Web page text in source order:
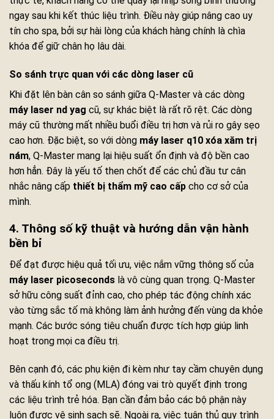
ngay sau khi kết thúc liệu trình. Điều này giúp nâng cao uy
tín cho spa, bởi sự hài lòng của khách hàng chính là chìa
khóa để giữ chân họ lâu dài.
So sánh trực quan với các dòng laser cũ
Khi đặt lên bàn cân so sánh giữa Q-Master và các dòng
máy laser nd yag cũ, sự khác biệt là rất rõ rệt. Các dòng
máy cũ thường mất nhiều buổi điều trị hơn và rủi ro gây sẹo
cao hơn. Đặc biệt, so với dòng máy laser q10 xóa xăm trị
nám, Q-Master mang lại hiệu suất ổn định và độ bền cao
hơn hẳn. Đây là yếu tố then chốt để các chủ đầu tư cân
nhắc nâng cấp thiết bị thẩm mỹ cao cấp cho cơ sở của
mình.
4. Thông số kỹ thuật và hướng dẫn vận hành
bền bỉ
Để đạt được hiệu quả tối ưu, việc nắm vững thông số của
máy laser picoseconds là vô cùng quan trọng. Q-Master
sở hữu công suất đỉnh cao, cho phép tác động chính xác
vào từng sắc tố mà không làm ảnh hưởng đến vùng da khỏe
mạnh. Các bước sóng tiêu chuẩn được tích hợp giúp linh
hoạt trong mọi ca điều trị.
Bên cạnh đó, các phụ kiện đi kèm như tay cầm chuyên dụng
và thấu kính tổ ong (MLA) đóng vai trò quyết định trong
các liệu trình trẻ hóa. Bạn cần đảm bảo các bộ phận này
luôn được vệ sinh sạch sẽ. Ngoài ra, việc tuân thủ quy trình